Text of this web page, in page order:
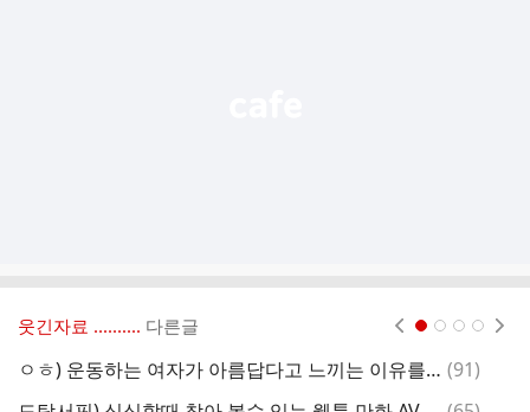
웃긴자료 ‥‥‥‥.. 다른글
ㅇㅎ) 운동하는 여자가 아름답다고 느끼는 이유를 알아보자 댓
(91)